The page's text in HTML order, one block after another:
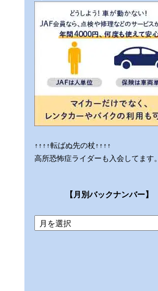
↑↑↑↑転ばぬ先の杖↑↑↑↑
高所恐怖症ライダーも入会してます。
【月別バックナンバー】
当
ブ